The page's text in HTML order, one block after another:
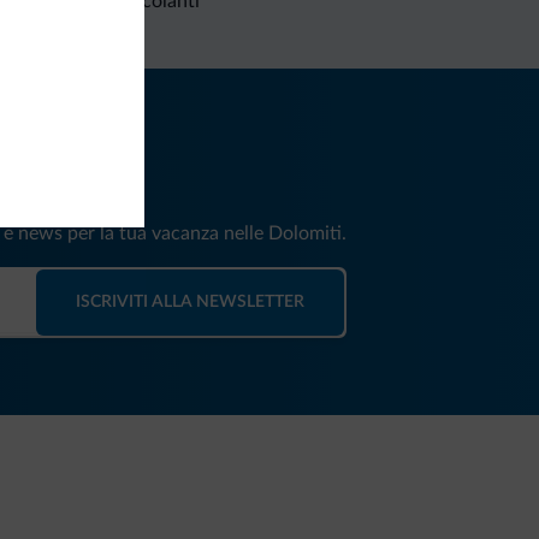
news per la tua vacanza nelle Dolomiti.
ISCRIVITI ALLA NEWSLETTER